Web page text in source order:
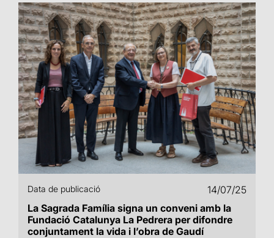
Data de publicació
14/07/25
La Sagrada Família signa un conveni amb la
Fundació Catalunya La Pedrera per difondre
conjuntament la vida i l’obra de Gaudí